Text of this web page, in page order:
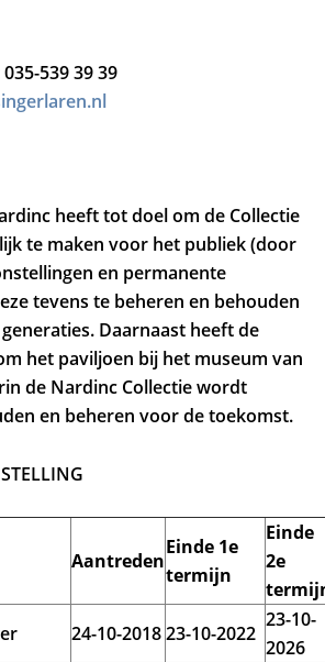
539 39 39
heeft tot doel om de Collectie
te maken voor het publiek (door
en permanente
tevens te beheren en behouden
Daarnaast heeft de
het paviljoen bij het museum van
de Nardinc Collectie wordt
en beheren voor de toekomst.
Aantreden
Einde 1e
termijn
Einde
2e
24-10-201823-10-2022
23-10-
2026